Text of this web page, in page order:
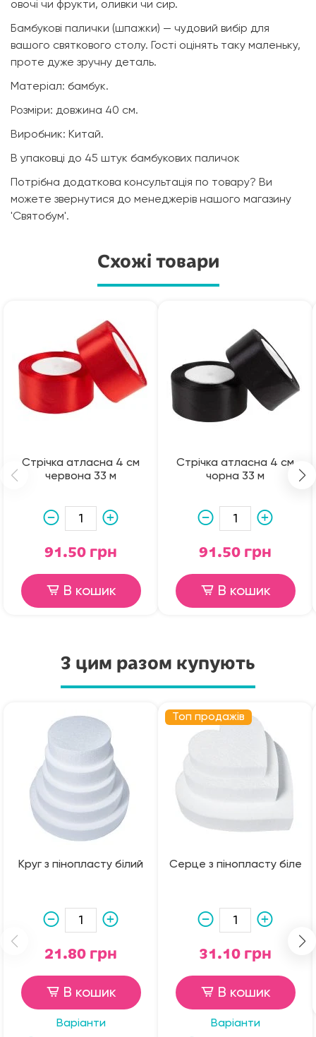
овочі чи фрукти, оливки чи сир.
Бамбукові палички (шпажки) — чудовий вибір для
вашого святкового столу. Гості оцінять таку маленьку,
проте дуже зручну деталь.
Матеріал: бамбук.
Розміри: довжина 40 см.
Виробник: Китай.
В упаковці до 45 штук бамбукових паличок
Потрібна додаткова консультація по товару? Ви
можете звернутися до менеджерів нашого магазину
'Святобум'.
Схожі товари
Стрічка атласна 4 см
червона 33 м
91.50 грн
В кошик
Стрічка атласна 4 см
чорна 33 м
91.50 грн
В кошик
З цим разом купують
Круг з пінопласту білий
21.80 грн
В кошик
Варіанти
Топ продажів
Серце з пінопласту біле
31.10 грн
В кошик
Варіанти